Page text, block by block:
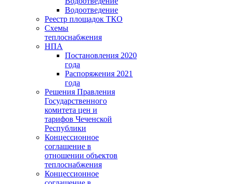
Водоотведение
Реестр площадок ТКО
Схемы
теплоснабжения
НПА
Постановления 2020
года
Распоряжения 2021
года
Решения Правления
Государственного
комитета цен и
тарифов Чеченской
Республики
Концессионное
соглашение в
отношении объектов
теплоснабжения
Концессионное